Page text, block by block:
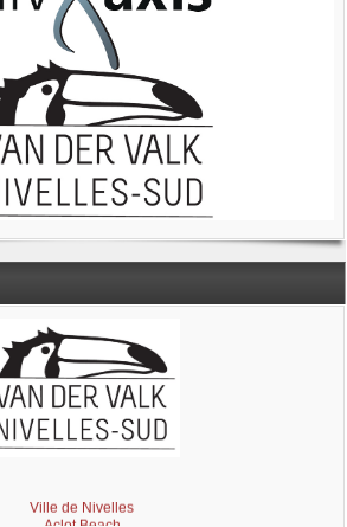
Ville de Nivelles
Aclot Beach